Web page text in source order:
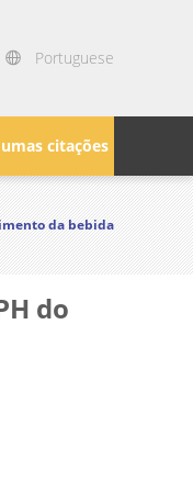
Portuguese
umas citações
da bebida
do